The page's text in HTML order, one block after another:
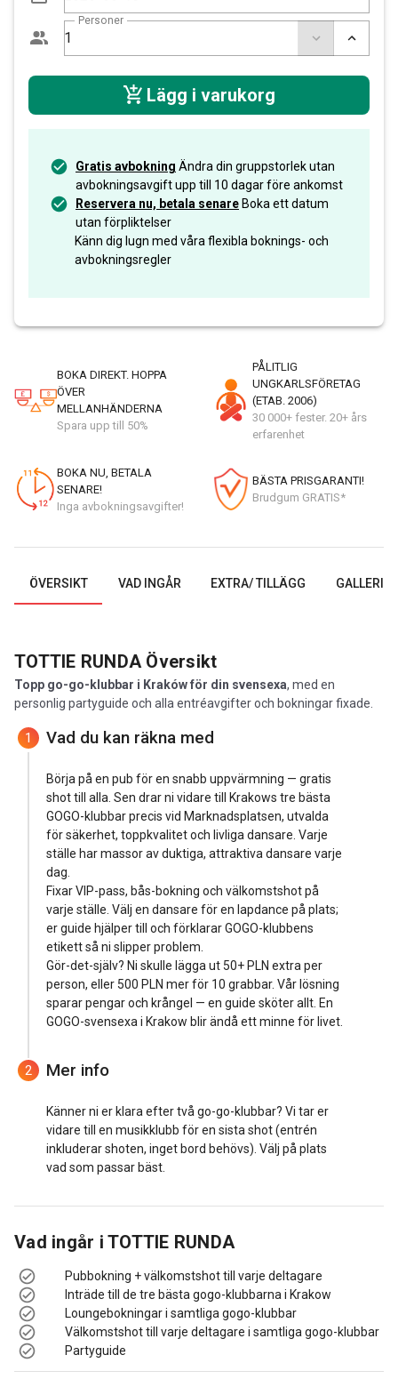
Personer
Lägg i varukorg
Gratis avbokning Ändra din gruppstorlek utan
avbokningsavgift upp till 10 dagar före ankomst
Reservera nu, betala senare Boka ett datum
utan förpliktelser
Känn dig lugn med våra flexibla boknings- och
avbokningsregler
BOKA DIREKT. HOPPA
ÖVER
MELLANHÄNDERNA
Spara upp till 50%
PÅLITLIG
UNGKARLSFÖRETAG
(ETAB. 2006)
30 000+ fester. 20+ års
erfarenhet
BOKA NU, BETALA
SENARE!
Inga avbokningsavgifter!
BÄSTA PRISGARANTI!
Brudgum GRATIS*
ÖVERSIKT VAD INGÅR EXTRA/ TILLÄGG GALLERI
TOTTIE RUNDA Översikt
Topp go-go-klubbar i Kraków för din svensexa, med en
personlig partyguide och alla entréavgifter och bokningar fixade.
1 Vad du kan räkna med
Börja på en pub för en snabb uppvärmning — gratis
shot till alla. Sen drar ni vidare till Krakows tre bästa
GOGO-klubbar precis vid Marknadsplatsen, utvalda
för säkerhet, toppkvalitet och livliga dansare. Varje
ställe har massor av duktiga, attraktiva dansare varje
dag.
Fixar VIP-pass, bås-bokning och välkomstshot på
varje ställe. Välj en dansare för en lapdance på plats;
er guide hjälper till och förklarar GOGO-klubbens
etikett så ni slipper problem.
Gör-det-själv? Ni skulle lägga ut 50+ PLN extra per
person, eller 500 PLN mer för 10 grabbar. Vår lösning
sparar pengar och krångel — en guide sköter allt. En
GOGO-svensexa i Krakow blir ändå ett minne för livet.
2 Mer info
Känner ni er klara efter två go-go-klubbar? Vi tar er
vidare till en musikklubb för en sista shot (entrén
inkluderar shoten, inget bord behövs). Välj på plats
vad som passar bäst.
Vad ingår i TOTTIE RUNDA
Pubbokning + välkomstshot till varje deltagare
Inträde till de tre bästa gogo-klubbarna i Krakow
Loungebokningar i samtliga gogo-klubbar
Välkomstshot till varje deltagare i samtliga gogo-klubbar
Partyguide